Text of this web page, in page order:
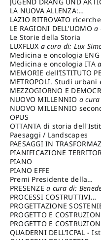
LA NUOVA ALLENZA:
ARCHITETTURA &
LAZIO RITROVATO
restauri
LE RAGIONI DELL'UOMOa
Lombardi Satriani Luigi
Le Storie della Storia
LUXFLUX a cura di: Lux
Medicina e oncologia ENG
di: Lopez Massimo
Medicina e oncologia ITA
di: Lopez Massimo
MEMORIE dell’ISTITUTO
STORIA DEL
METROPOLI. Studi urbani
regionali
MEZZOGIORNO E
NUOVO MILLENNIO a
Capaldo Pellegrino
NUOVO MILLENNIO
serie
Francesco
OPUS
OTTANTA di storia
storia dell’Istitutoa cura di:
Cavalieri Patrizia
Paesaggi / Landscapes
PAESAGGI IN
cura di: Corti Enrico A.
PIANIFICAZIONE
URBANISTICA ED
cura di: Costa Enrico
PIANO
PIANO EFFE
Premi Presidente della
Repubblica
PRESENZEa cura di:
Sandro
PROCESSI COSTRUTTIVI
DELL'ARCHITETTURAa
Ippoliti Alessandro
PROGETTAZIONE
PARTECIPATA
PROGETTO E
DELL’ARCHITETTURA
PROGETTO E
SOSTENIBILE
QUADERNI DELL'ICPAL -